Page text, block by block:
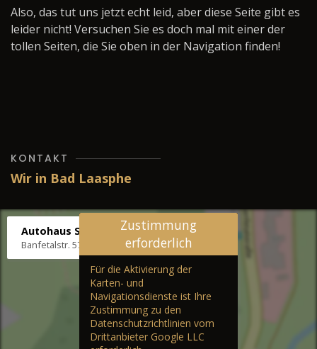
Also, das tut uns jetzt echt leid, aber diese Seite gibt es
leider nicht! Versuchen Sie es doch mal mit einer der
tollen Seiten, die Sie oben in der Navigation finden!
KONTAKT
Wir in Bad Laasphe
Autohaus Stenger
Banfetalstr. 57, 57334 Bad Laasphe
Zustimmung
erforderlich
Für die Aktivierung der
Karten- und
Navigationsdienste ist Ihre
Zustimmung zu den
Datenschutzrichtlinien vom
Drittanbieter Google LLC